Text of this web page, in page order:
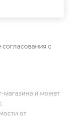
согласования с
магазина и может
от